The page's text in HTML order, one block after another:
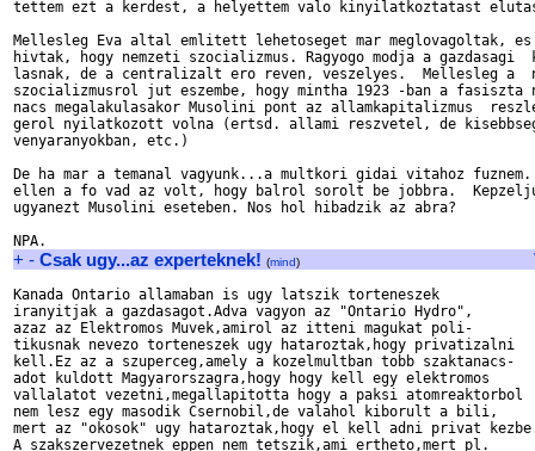
tettem ezt a kerdest, a helyettem valo kinyilatkoztatast
Mellesleg Eva altal emlitett lehetoseget mar meglovagoltak,
hivtak, hogy nemzeti szocializmus. Ragyogo modja a gazdasagi
lasnak, de a centralizalt ero reven, veszelyes.  Mellesleg a
szocializmusrol jut eszembe, hogy mintha 1923 -ban a fasiszta
nacs megalakulasakor Musolini pont az allamkapitalizmus
gerol nyilatkozott volna (ertsd. allami reszvetel, de
venyaranyokban, etc.)
De ha mar a temanal vagyunk...a multkori gidai vitahoz
ellen a fo vad az volt, hogy balrol sorolt be jobbra.
ugyanezt Musolini eseteben. Nos hol hibadzik az abra?
+ - Csak ugy...az experteknek! (mind)
Kanada Ontario allamaban is ugy latszik torteneszek
iranyitjak a gazdasagot.Adva vagyon az "Ontario Hydro",
azaz az Elektromos Muvek,amirol az itteni magukat poli-
tikusnak nevezo torteneszek ugy hataroztak,hogy privatizalni
kell.Ez az a szuperceg,amely a kozelmultban tobb szaktanacs-
adot kuldott Magyarorszagra,hogy hogy kell egy elektromos
vallalatot vezetni,megallapitotta hogy a paksi atomreaktorbol
nem lesz egy masodik Csernobil,de valahol kiborult a bili,
mert az "okosok" ugy hataroztak,hogy el kell adni privat
A szakszervezetnek eppen nem tetszik,ami ertheto,mert pl.